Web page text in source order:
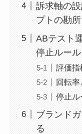
訴求軸の
プトの勘所
ABテスト
停止ルール
評価指
回転
停止ル
ブランド
る